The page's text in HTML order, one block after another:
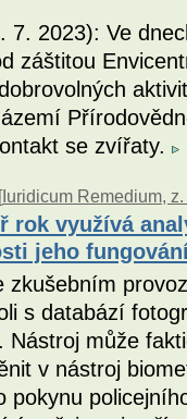
7. 2023): Ve
záštitou
se zvířaty.
Iuridicum Remedium, z.
rok využívá
jeho
zkušebním
s databází
Nástroj může
v nástroj
pokynu